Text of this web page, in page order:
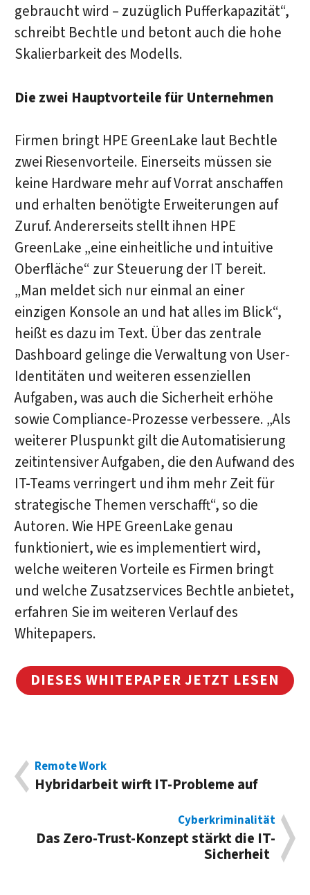
gebraucht wird – zuzüglich Pufferkapazität“,
schreibt Bechtle und betont auch die hohe
Skalierbarkeit des Modells.
Die zwei Hauptvorteile für Unternehmen
Firmen bringt HPE GreenLake laut Bechtle
zwei Riesenvorteile. Einerseits müssen sie
keine Hardware mehr auf Vorrat anschaffen
und erhalten benötigte Erweiterungen auf
Zuruf. Andererseits stellt ihnen HPE
GreenLake „eine einheitliche und intuitive
Oberfläche“ zur Steuerung der IT bereit.
„Man meldet sich nur einmal an einer
einzigen Konsole an und hat alles im Blick“,
heißt es dazu im Text. Über das zentrale
Dashboard gelinge die Verwaltung von User-
Identitäten und weiteren essenziellen
Aufgaben, was auch die Sicherheit erhöhe
sowie Compliance-Prozesse verbessere. „Als
weiterer Pluspunkt gilt die Automatisierung
zeitintensiver Aufgaben, die den Aufwand des
IT-Teams verringert und ihm mehr Zeit für
strategische Themen verschafft“, so die
Autoren. Wie HPE GreenLake genau
funktioniert, wie es implementiert wird,
welche weiteren Vorteile es Firmen bringt
und welche Zusatzservices Bechtle anbietet,
erfahren Sie im weiteren Verlauf des
Whitepapers.
DIESES WHITEPAPER JETZT LESEN
Remote Work
Hybridarbeit wirft IT-Probleme auf
Cyberkriminalität
Das Zero-Trust-Konzept stärkt die IT-
Sicherheit